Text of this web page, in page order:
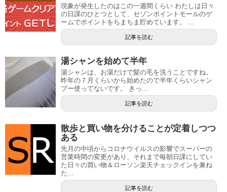
現象が発生したのはこの一週間くらい わたしは日々
の日課のひとつとして、セゾンポイントモールのゲ
ームでポイントをちまちま貯めています。 ...
記事を読む
湯シャンを始めて半年
湯シャンは、お湯だけで髪の毛を洗うことですね。
昨年の７月くらいから始めたので半年くらいシャン
プー使ってないです。 きっ...
記事を読む
散歩と買い物を分けることが定着しつつ
ある
先月の中頃からコロナウイルスの影響でスーパーの
営業時間の変更があり、それまで毎朝日課にしてい
た日々の買い物＆ローソン楽天チェックインを兼ね
た...
記事を読む